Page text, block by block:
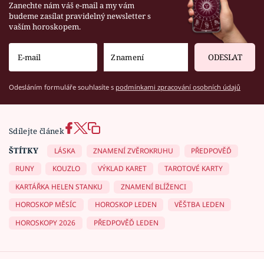
Zanechte nám váš e-mail a my vám
budeme zasílat pravidelný newsletter s
vaším horoskopem.
ODESLAT
Odesláním formuláře souhlasíte s podmínkami zpracování osobních údajů
Sdílejte článek
ŠTÍTKY
LÁSKA ZNAMENÍ ZVĚROKRUHU
PŘEDPOVĚĎ
RUNY
KOUZLO VÝKLAD KARET
TAROTOVÉ KARTY
KARTÁŘKA HELEN STANKU
ZNAMENÍ BLÍŽENCI
HOROSKOP MĚSÍC
HOROSKOP LEDEN
VĚŠTBA LEDEN
HOROSKOPY 2026
PŘEDPOVĚĎ LEDEN